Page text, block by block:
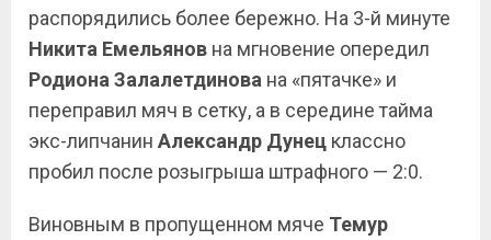
распорядились более бережно. На 3-й минуте
Никита Емельянов на мгновение опередил
Родиона Залалетдинова на «пятачке» и
переправил мяч в сетку, а в середине тайма
экс-липчанин Александр Дунец классно
пробил после розыгрыша штрафного — 2:0.
Виновным в пропущенном мяче Темур